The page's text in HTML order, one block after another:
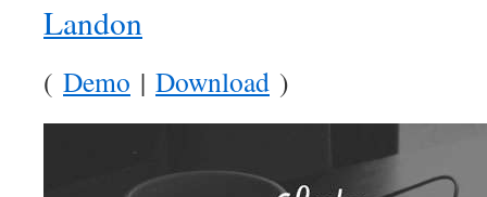
Landon
( Demo | Download )